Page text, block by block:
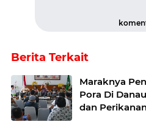
Berita Terkait
Maraknya
Pora Di
dan